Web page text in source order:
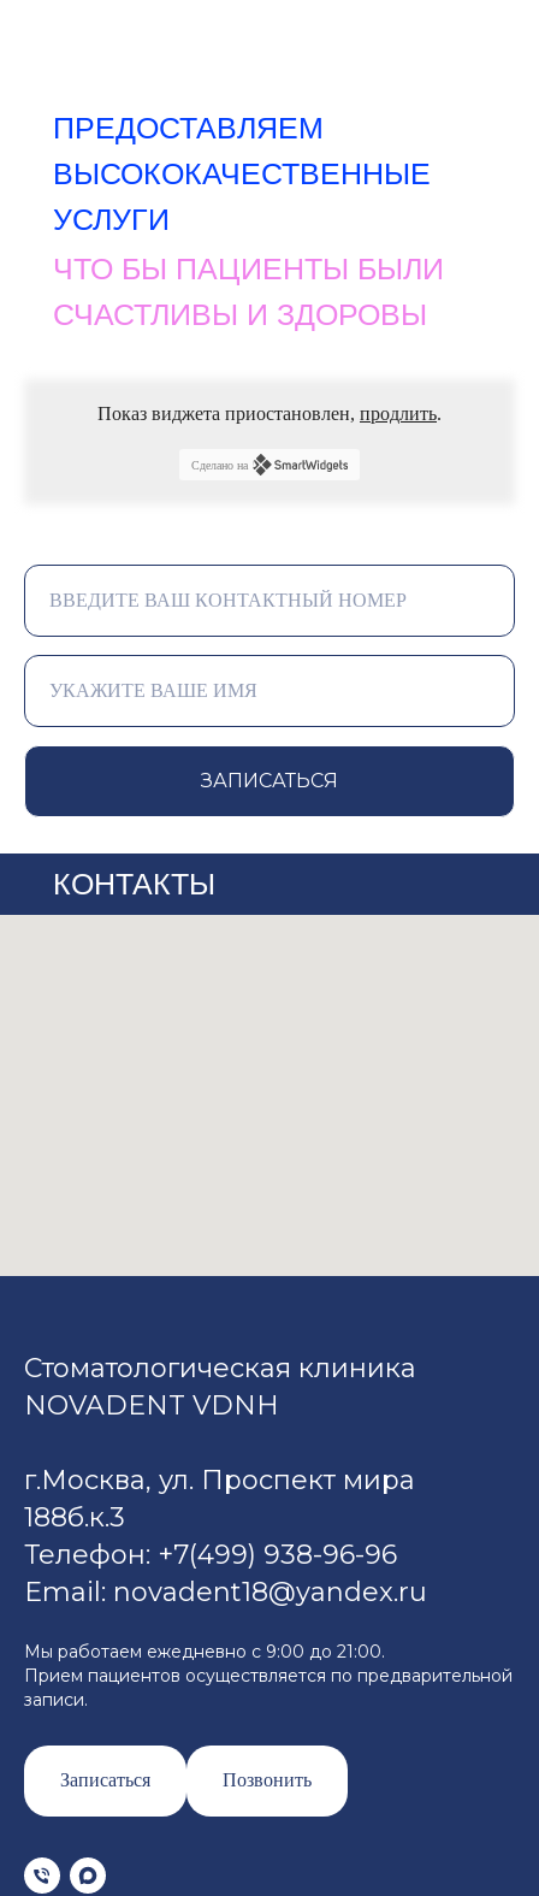
ЧТО БЫ ПАЦИЕНТЫ БЫЛИ
СЧАСТЛИВЫ И ЗДОРОВЫ
ПРЕДОСТАВЛЯЕМ
ВЫСОКОКАЧЕСТВЕННЫЕ
УСЛУГИ
Показ виджета приостановлен, продлить.
Сделано на
ЗАПИСАТЬСЯ
КОНТАКТЫ
Стоматологическая клиника
NOVADENT VDNH
г.Москва, ул. Проспект мира
188б.к.3
Телефон: +7(499) 938-96-96
Email: novadent18@yandex.ru
Мы работаем ежедневно с 9:00 до 21:00.
Прием пациентов осуществляется по предварительной
записи.
Записаться Позвонить